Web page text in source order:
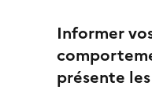
Informer
présente